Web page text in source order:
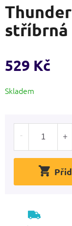
produktu
je
0,0
z
stříbrná
529 Kč
cena:
Skladem